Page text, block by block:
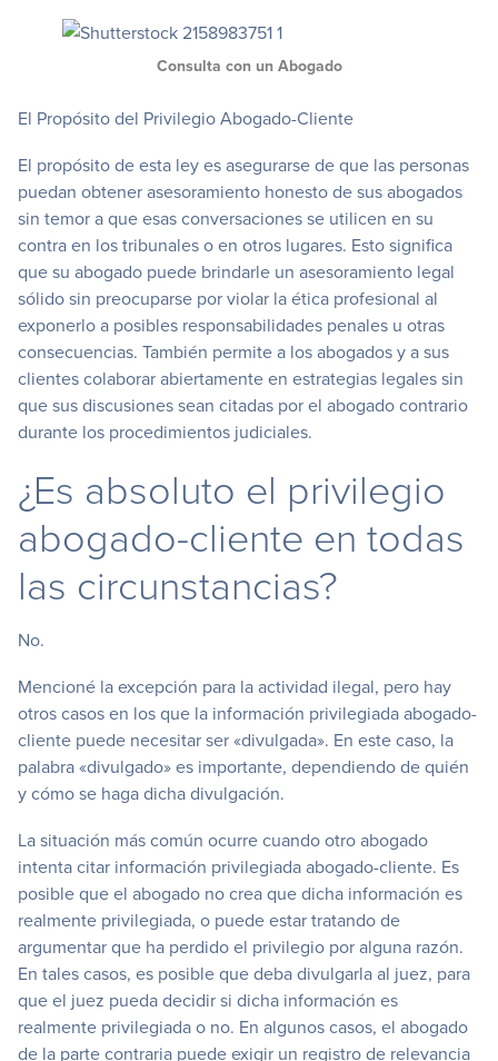
Consulta con un Abogado
El Propósito del Privilegio Abogado-Cliente
El propósito de esta ley es asegurarse de que las personas
puedan obtener asesoramiento honesto de sus abogados
sin temor a que esas conversaciones se utilicen en su
contra en los tribunales o en otros lugares. Esto significa
que su abogado puede brindarle un asesoramiento legal
sólido sin preocuparse por violar la ética profesional al
exponerlo a posibles responsabilidades penales u otras
consecuencias. También permite a los abogados y a sus
clientes colaborar abiertamente en estrategias legales sin
que sus discusiones sean citadas por el abogado contrario
durante los procedimientos judiciales.
¿Es absoluto el privilegio
abogado-cliente en todas
las circunstancias?
No.
Mencioné la excepción para la actividad ilegal, pero hay
otros casos en los que la información privilegiada abogado-
cliente puede necesitar ser «divulgada». En este caso, la
palabra «divulgado» es importante, dependiendo de quién
y cómo se haga dicha divulgación.
La situación más común ocurre cuando otro abogado
intenta citar información privilegiada abogado-cliente. Es
posible que el abogado no crea que dicha información es
realmente privilegiada, o puede estar tratando de
argumentar que ha perdido el privilegio por alguna razón.
En tales casos, es posible que deba divulgarla al juez, para
que el juez pueda decidir si dicha información es
realmente privilegiada o no. En algunos casos, el abogado
de la parte contraria puede exigir un registro de relevancia